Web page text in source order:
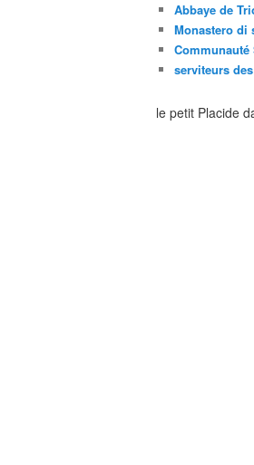
Abbaye de
Monastero di
Communauté
serviteurs
le petit Placide